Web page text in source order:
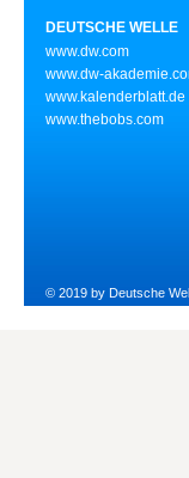
DEUTSCHE WELLE
www.dw.com
www.dw-
www.kalenderblatt.de
www.thebobs.com
© 2019 by Deutsche